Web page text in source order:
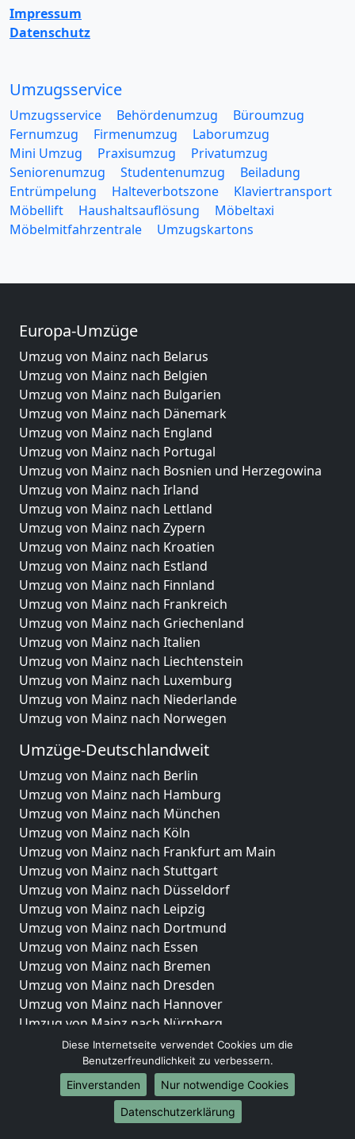
Impressum
Datenschutz
Umzugsservice
Umzugsservice Behördenumzug
Büroumzug
Fernumzug
Firmenumzug
Laborumzug
Mini Umzug
Praxisumzug
Privatumzug
Seniorenumzug
Studentenumzug
Beiladung
Entrümpelung
Halteverbotszone
Klaviertransport
Möbellift
Haushaltsauflösung
Möbeltaxi
Möbelmitfahrzentrale
Umzugskartons
Europa-Umzüge
Umzug von Mainz nach Belarus
Umzug von Mainz nach Belgien
Umzug von Mainz nach Bulgarien
Umzug von Mainz nach Dänemark
Umzug von Mainz nach England
Umzug von Mainz nach Portugal
Umzug von Mainz nach Bosnien und Herzegowina
Umzug von Mainz nach Irland
Umzug von Mainz nach Lettland
Umzug von Mainz nach Zypern
Umzug von Mainz nach Kroatien
Umzug von Mainz nach Estland
Umzug von Mainz nach Finnland
Umzug von Mainz nach Frankreich
Umzug von Mainz nach Griechenland
Umzug von Mainz nach Italien
Umzug von Mainz nach Liechtenstein
Umzug von Mainz nach Luxemburg
Umzug von Mainz nach Niederlande
Umzug von Mainz nach Norwegen
Umzüge-Deutschlandweit
Umzug von Mainz nach Berlin
Umzug von Mainz nach Hamburg
Umzug von Mainz nach München
Umzug von Mainz nach Köln
Umzug von Mainz nach Frankfurt am Main
Umzug von Mainz nach Stuttgart
Umzug von Mainz nach Düsseldorf
Umzug von Mainz nach Leipzig
Umzug von Mainz nach Dortmund
Umzug von Mainz nach Essen
Umzug von Mainz nach Bremen
Umzug von Mainz nach Dresden
Umzug von Mainz nach Hannover
Umzug von Mainz nach Nürnberg
Umzug von Mainz nach Duisburg
Umzug von Mainz nach Bochum
Umzug von Mainz nach Wuppertal
Umzug von Mainz nach Bielefeld
Umzug von Mainz nach Bonn
Diese Internetseite verwendet Cookies um die
Benutzerfreundlichkeit zu verbessern.
Einverstanden
Nur notwendige Cookies
Datenschutzerklärung